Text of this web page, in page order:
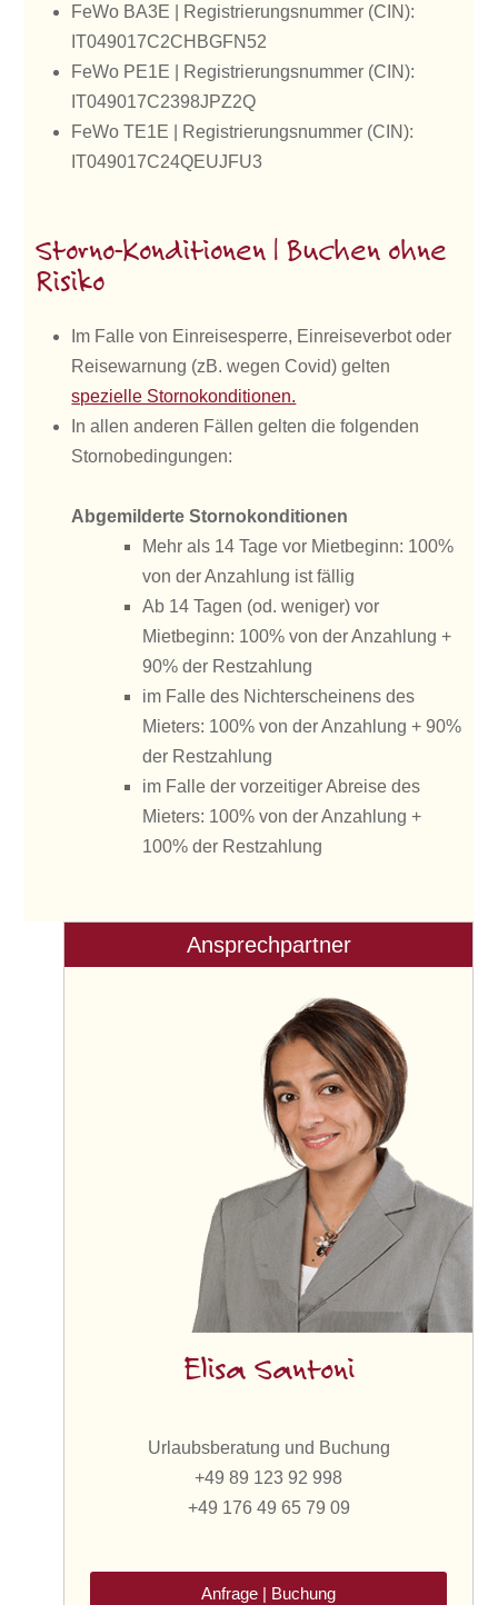
FeWo BA3E | Registrierungsnummer (CIN):
IT049017C2CHBGFN52
FeWo PE1E | Registrierungsnummer (CIN):
IT049017C2398JPZ2Q
FeWo TE1E | Registrierungsnummer (CIN):
IT049017C24QEUJFU3
Storno-Konditionen | Buchen ohne
Risiko
Im Falle von Einreisesperre, Einreiseverbot oder
Reisewarnung (zB. wegen Covid) gelten
spezielle Stornokonditionen.
In allen anderen Fällen gelten die folgenden
Stornobedingungen:
Abgemilderte Stornokonditionen
Mehr als 14 Tage vor Mietbeginn: 100%
von der Anzahlung ist fällig
Ab 14 Tagen (od. weniger) vor
Mietbeginn: 100% von der Anzahlung +
90% der Restzahlung
im Falle des Nichterscheinens des
Mieters: 100% von der Anzahlung + 90%
der Restzahlung
im Falle der vorzeitiger Abreise des
Mieters: 100% von der Anzahlung +
100% der Restzahlung
Ansprechpartner
Elisa Santoni
Urlaubsberatung und Buchung
+49 89 123 92 998
+49 176 49 65 79 09
Anfrage | Buchung